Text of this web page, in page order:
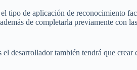
tipo de aplicación de reconocimiento
de completarla previamente con
desarrollador también tendrá que crear